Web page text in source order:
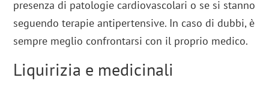
presenza di patologie cardiovascolari o se si stanno
seguendo terapie antipertensive. In caso di dubbi, è
sempre meglio confrontarsi con il proprio medico.
Liquirizia e medicinali